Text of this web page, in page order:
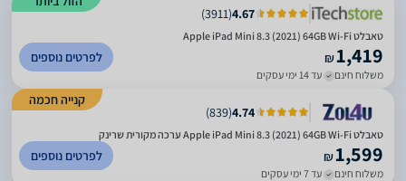
4.67
(
3911
)
טאבלט Apple iPad Mini 8.3 (2021) 64GB Wi-Fi
₪1,419
משלוח חינם עד 14 ימי עסקים
לפרטים נוספים
קנייה חכמה
4.74
(
839
)
טאבלט Apple iPad Mini 8.3 (2021) 64GB Wi-Fi ערכה מקורית שרינק
₪1,599
משלוח חינם עד 7 ימי עסקים
לפרטים נוספים